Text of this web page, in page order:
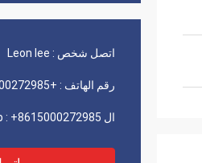
اتصل شخص : Leon lee
رقم الهاتف : +8615000272985
ال WhatsApp : +8615000272985